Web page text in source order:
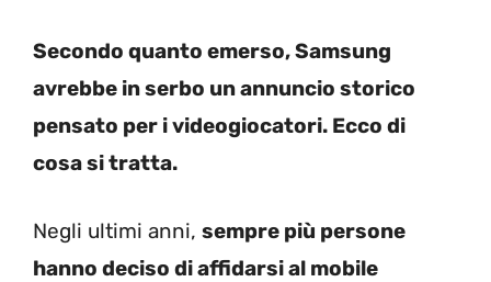
Secondo quanto emerso, Samsung
avrebbe in serbo un annuncio storico
pensato per i videogiocatori. Ecco di
cosa si tratta.
Negli ultimi anni, sempre più persone
hanno deciso di affidarsi al mobile